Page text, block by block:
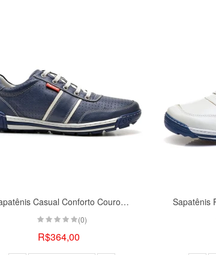
Sapatênis Casual Conforto Couro Listrado
(0)
R$364,00